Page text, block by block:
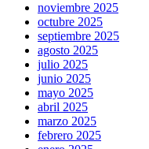
noviembre 2025
octubre 2025
septiembre 2025
agosto 2025
julio 2025
junio 2025
mayo 2025
abril 2025
marzo 2025
febrero 2025